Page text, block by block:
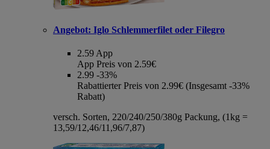
Angebot: Iglo Schlemmerfilet oder Filegro
2.59 App
App Preis von 2.59€
2.99 -33%
Rabattierter Preis von 2.99€ (Insgesamt -33%
Rabatt)
versch. Sorten, 220/240/250/380g Packung, (1kg =
13,59/12,46/11,96/7,87)